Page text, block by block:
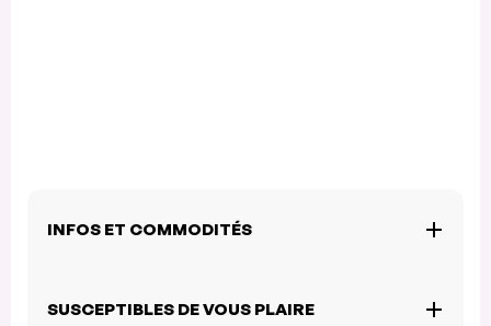
INFOS ET COMMODITÉS
SUSCEPTIBLES DE VOUS PLAIRE